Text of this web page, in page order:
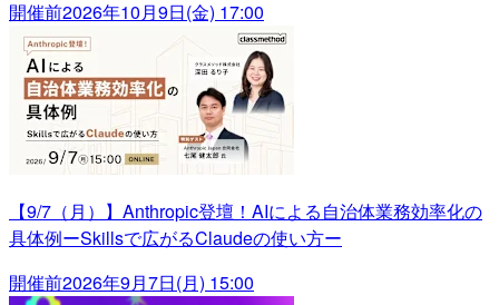
開催前2026年10月9日(金) 17:00
【9/7（月）】Anthropic登壇！AIによる自治体業務効率化の
具体例ーSkillsで広がるClaudeの使い方ー
開催前2026年9月7日(月) 15:00